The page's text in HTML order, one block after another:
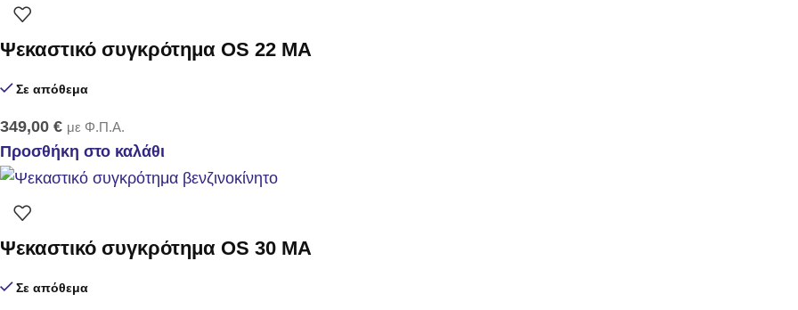
Ψεκαστικό συγκρότημα OS 22 MA
Σε απόθεμα
349,00 € με Φ.Π.Α.
Προσθήκη στο καλάθι
Ψεκαστικό συγκρότημα OS 30 MA
Σε απόθεμα